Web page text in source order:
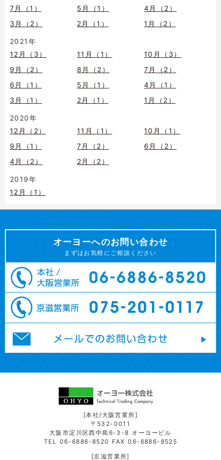
7月（1）
5月（1）
4月（2）
3月（2）
2月（1） 1月（2）
2021年
12月（3）
11月（1）
10月（3）
9月（2）
8月（2）
7月（2）
6月（1）
5月（1）
4月（1）
3月（1）
2月（1） 1月（2）
2020年
12月（2）
11月（1）
10月（1）
9月（1）
7月（2）
6月（2）
4月（2）
2月（2）
2019年
12月（1）
オーヨーへのお問い合わせ
まずはお気軽にご相談ください
[本社/大阪営業所]
〒532-0011
大阪市淀川区西中島6-3-8 オーヨービル
TEL 06-6886-8520 FAX 06-6886-8525
[京滋営業所]